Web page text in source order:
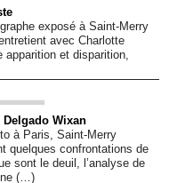
exposé à Saint-Merry
avec Charlotte
et disparition,
Wixan
à Paris, Saint-Merry
quelques confrontations de
sont le deuil, l’analyse de
(…)